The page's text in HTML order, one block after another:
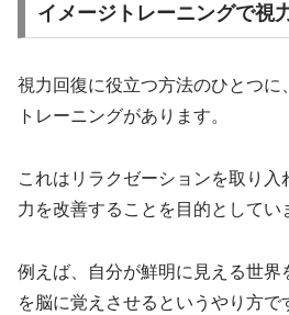
イメージトレーニングで視
視力回復に役立つ方法のひとつに
トレーニングがあります。
これはリラクゼーションを取り入
力を改善することを目的としてい
例えば、自分が鮮明に見える世界
を脳に覚えさせるというやり方で